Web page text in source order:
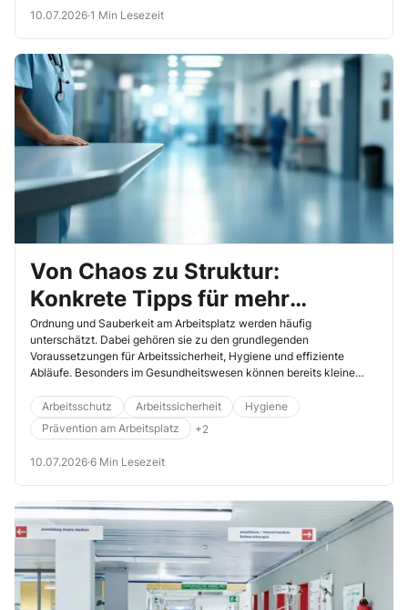
Sie sich und Ihre Kollegen schützen? Der folgende Beitrag
10.07.2026·1 Min Lesezeit
Von Chaos zu Struktur:
Konkrete Tipps für mehr
Ordnung im Arbeitsumfeld
Ordnung und Sauberkeit am Arbeitsplatz werden häufig
unterschätzt. Dabei gehören sie zu den grundlegenden
Voraussetzungen für Arbeitssicherheit, Hygiene und effiziente
Abläufe. Besonders im Gesundheitswesen können bereits kleine
diesem Artikel, worauf Sie achten müssen.
Arbeitsschutz Arbeitssicherheit
Hygiene
Prävention am Arbeitsplatz
+2
10.07.2026·6 Min Lesezeit